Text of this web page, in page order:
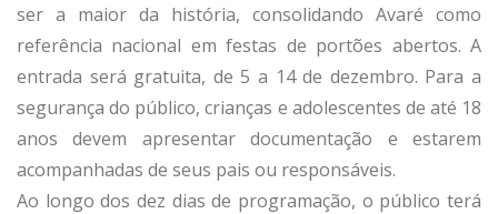
ser a maior da história, consolidando Avaré como
referência nacional em festas de portões abertos. A
entrada será gratuita, de 5 a 14 de dezembro. Para a
segurança do público, crianças e adolescentes de até 18
anos devem apresentar documentação e estarem
acompanhadas de seus pais ou responsáveis.
Ao longo dos dez dias de programação, o público terá